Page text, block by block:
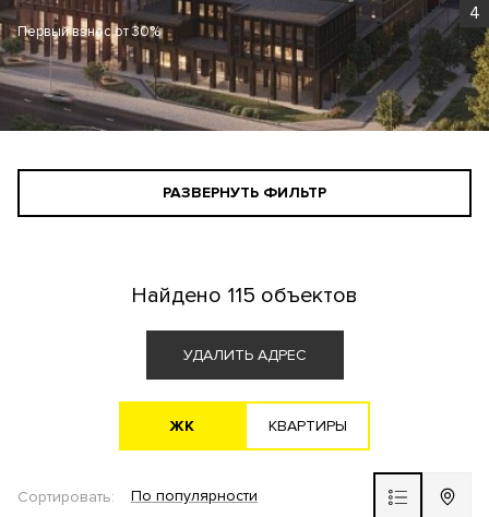
4
Первый взнос от 30%
РАЗВЕРНУТЬ ФИЛЬТР
Все варианты
Найдено 115 объектов
УДАЛИТЬ АДРЕС
ЖK KВАРТИРЫ
Сортировать: По популярности